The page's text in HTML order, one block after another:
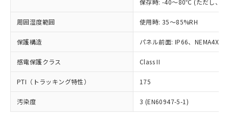
保存時: -40～80℃ (ただし、氷
周囲湿度範囲 使用時: 35～85%RH
保護構造 パネル前面: IP66、NEMA4X,
感電保護クラス Class II
PTI（トラッキング特性） 175
汚染度 3 (EN60947-5-1)
正式な納期状況および標準価格はお客
様のお取引先、またはお客様担当のオ
ムロン制御機器販売店・当社販売員に
オムロン制御機器販売店や当社販売拠
点は「
販売ネットワーク
」をご確認
在庫状況および標準価格結果を当社の
事前の承諾なく第三者に漏洩または開
示しないようお願いします。
マイパーツ機能（部品リスト作成サー
ル) (DEHP)(別名：DOP) 1000ppm以下、フタル酸ブチ
ルベンジル（BBP） 1000ppm以下、フタル酸ジブチル
（DBP） 1000ppm以下、フタル酸ジイソブチル
(DIBP) 1000ppm以下
但し、RoHS指令で産業用監視および制御機器に対する
適用除外項目は除く。
※2 対応予定月
部品在庫の切り替え状況などにより、予定
DBP(フタル酸ジブチル) : 1000ppm、 DIBP(フタル酸ジ
イソブチル) : 1000ppm、 BBP(フタル酸ブチルベンジ
ル) : 1000ppm、
DEHP(フタル酸ビス(2-エチルヘキシル)) : 1000ppm
※2 環境保護使用期限
「ｅ」：有害物質（10物質）のすべてが基
「10」：通常の使用状況下において有害物
全に破砕するなど、違法に輸出されな
いよう必要な手段を講じます。
当社は貴社製品を、核兵器、ミサイ
ル、化学兵器、生物兵器またはその他
武器並びにこれらの製造装置等に一切
使用いたしません。
当社は、貴社製品を第三者に販売する
場合は、上記1、2および3の内容を当
該第三者に通知します。また当社は、
販売先および販売に係わる関係者が違
△ 一定数には満たないが在庫あり
在庫なし(最新の在庫状況につ
たはお客様担当のオムロン制御
機器販売店・当社販売員にご確
空
受注生産機種、また在庫状況の